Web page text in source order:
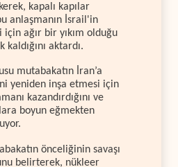
kapalı kapılar
anlaşmanın İsrail'in
ağır bir yıkım olduğu
kaldığını aktardı.
mutabakatın İran’a
yeniden inşa etmesi için
kazandırdığını ve
boyun eğmekten
önceliğinin savaşı
belirterek, nükleer